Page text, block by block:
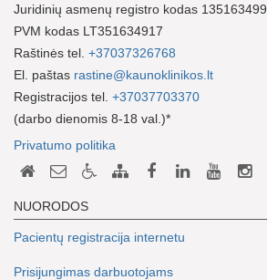
Juridinių asmenų registro kodas 135163499
PVM kodas LT351634917
Raštinės tel. +37037326768
El. paštas rastine@kaunoklinikos.lt
Registracijos tel. +37037703370
(darbo dienomis 8-18 val.)*
Privatumo politika
NUORODOS
Pacientų registracija internetu
Prisijungimas darbuotojams